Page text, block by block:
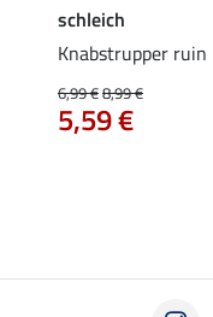
schleich
Knabstrupper ruin
6,99 €8,99 €
5,59 €